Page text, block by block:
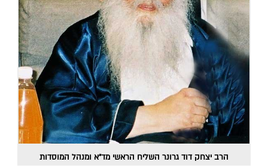
הרב יצחק דוד גרונר השליח הראשי מד"א ומנהל המוסדות